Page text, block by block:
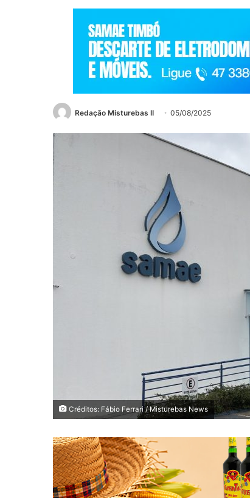
Redação Misturebas II 05/08/2025
Créditos: Fábio Ferrari / Misturebas News